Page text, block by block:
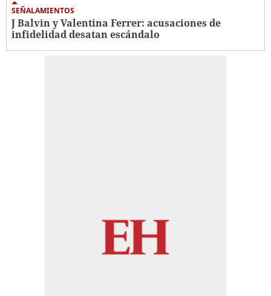
SEÑALAMIENTOS
J Balvin y Valentina Ferrer: acusaciones de
infidelidad desatan escándalo